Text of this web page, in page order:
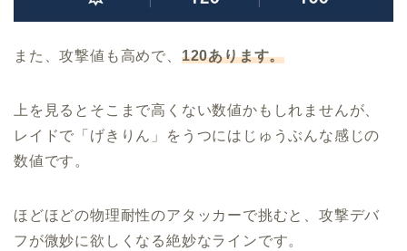
また、攻撃値も高めで、 120あります。
上を見るとそこまで高くない数値かもしれませんが、
レイドで「げきりん」をうつにはじゅうぶんな感じの
数値です。
ほどほどの物理耐性のアタッカーで挑むと、攻撃デバ
フが微妙に欲しくなる絶妙なラインです。